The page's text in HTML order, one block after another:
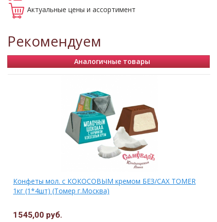
Актуальные цены и ассортимент
Рекомендуем
Аналогичные товары
Конфеты мол. с КОКОСОВЫМ кремом БЕЗ/САХ ТОМЕR
1кг (1*4шт) (Томер г.Москва)
1545,00 руб.